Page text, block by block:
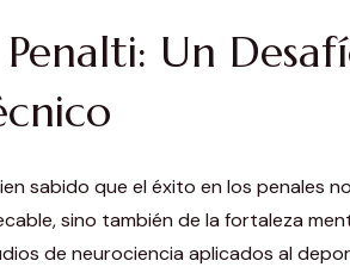
Penalti: Un
sabido que el éxito en los penales
sino también de la fortaleza
de neurociencia aplicados al